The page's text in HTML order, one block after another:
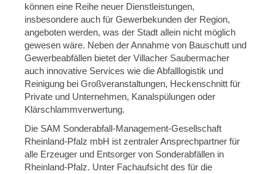
können eine Reihe neuer Dienstleistungen,
insbesondere auch für Gewerbekunden der Region,
angeboten werden, was der Stadt allein nicht möglich
gewesen wäre. Neben der Annahme von Bauschutt und
Gewerbeabfällen bietet der Villacher Saubermacher
auch innovative Services wie die Abfalllogistik und
Reinigung bei Großveranstaltungen, Heckenschnitt für
Private und Unternehmen, Kanalspülungen oder
Klärschlammverwertung.
Die SAM Sonderabfall-Management-Gesellschaft
Rheinland-Pfalz mbH ist zentraler Ansprechpartner für
alle Erzeuger und Entsorger von Sonderabfällen in
Rheinland-Pfalz. Unter Fachaufsicht des für die